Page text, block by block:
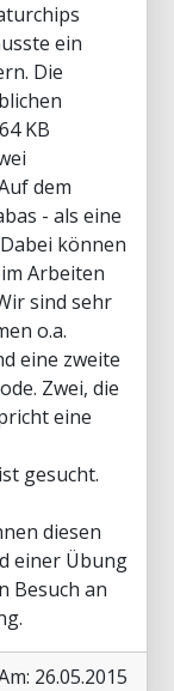
ein
Die
KB
dem
- als eine
können
Arbeiten
sind sehr
o.a.
eine zweite
Zwei, die
eine
gesucht.
diesen
einer Übung
Besuch an
26.05.2015